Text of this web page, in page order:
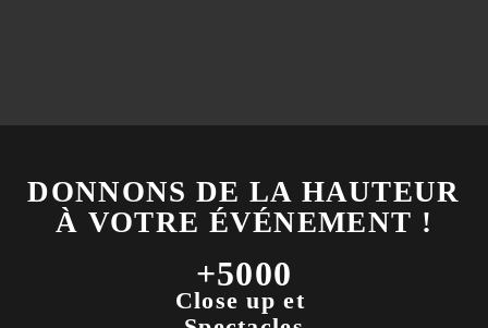
DONNONS DE LA HAUTEUR
À VOTRE ÉVÉNEMENT !
+5000
Close up et